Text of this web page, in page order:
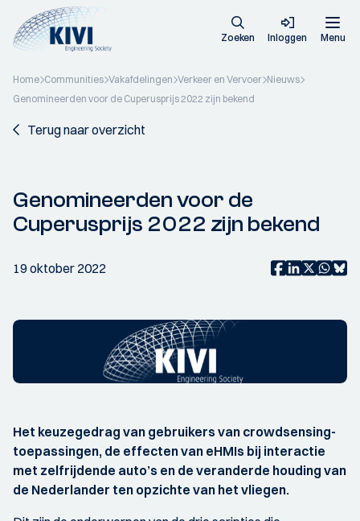
Zoeken Inloggen Menu
Home Communities Vakafdelingen Verkeer en Vervoer Nieuws
Genomineerden voor de Cuperusprijs 2022 zijn bekend
Terug naar overzicht
Genomineerden voor de
Cuperusprijs 2022 zijn bekend
19 oktober 2022
Het keuzegedrag van gebruikers van crowdsensing-
toepassingen, de effecten van eHMIs bij interactie
met zelfrijdende auto’s en de veranderde houding van
de Nederlander ten opzichte van het vliegen.